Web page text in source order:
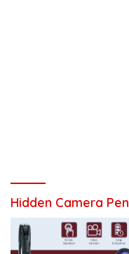
Hidden Camera Pen